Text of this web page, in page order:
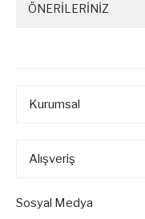
ÖNERİLERİNİZ
Kurumsal
Alışveriş
Sosyal Medya